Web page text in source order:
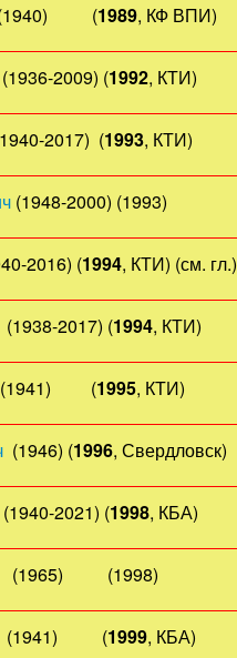
(1989, КФ ВПИ)
2009) (1992, КТИ)
2017) (1993, КТИ)
(1948-2000) (1993)
2016) (1994, КТИ) (см. гл.)
2017) (1994, КТИ)
(1995, КТИ)
(1946) (1996, Свердловск)
2021) (1998, КБА)
(1965) (1998)
(1999, КБА)